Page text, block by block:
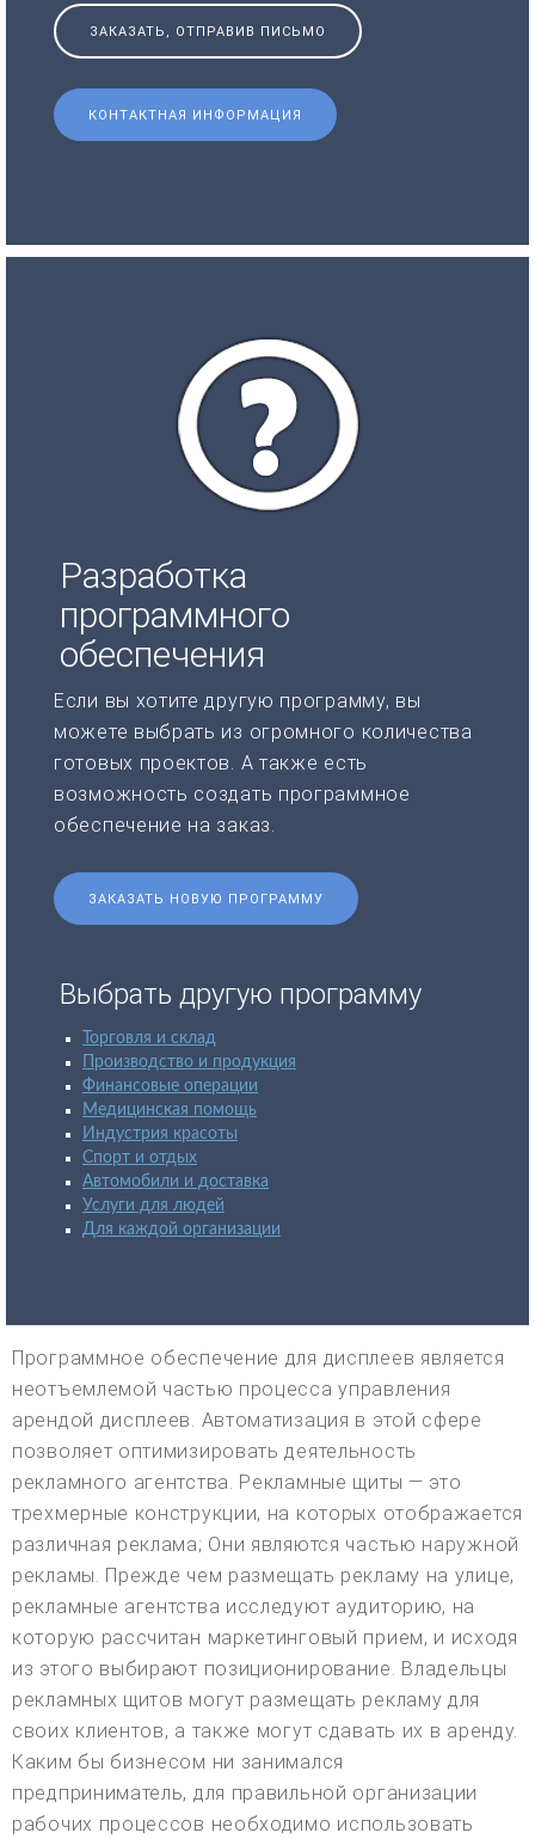
ЗАКАЗАТЬ, ОТПРАВИВ ПИСЬМО
КОНТАКТНАЯ ИНФОРМАЦИЯ
Разработка
программного
обеспечения
Если вы хотите другую программу, вы
можете выбрать из огромного количества
готовых проектов. А также есть
возможность создать программное
обеспечение на заказ.
ЗАКАЗАТЬ НОВУЮ ПРОГРАММУ
Выбрать другую программу
Торговля и склад
Производство и продукция
Финансовые операции
Медицинская помощь
Индустрия красоты
Спорт и отдых
Автомобили и доставка
Услуги для людей
Для каждой организации
Программное обеспечение для дисплеев является
неотъемлемой частью процесса управления
арендой дисплеев. Автоматизация в этой сфере
позволяет оптимизировать деятельность
рекламного агентства. Рекламные щиты — это
трехмерные конструкции, на которых отображается
различная реклама; Они являются частью наружной
рекламы. Прежде чем размещать рекламу на улице,
рекламные агентства исследуют аудиторию, на
которую рассчитан маркетинговый прием, и исходя
из этого выбирают позиционирование. Владельцы
рекламных щитов могут размещать рекламу для
своих клиентов, а также могут сдавать их в аренду.
Каким бы бизнесом ни занимался
предприниматель, для правильной организации
рабочих процессов необходимо использовать